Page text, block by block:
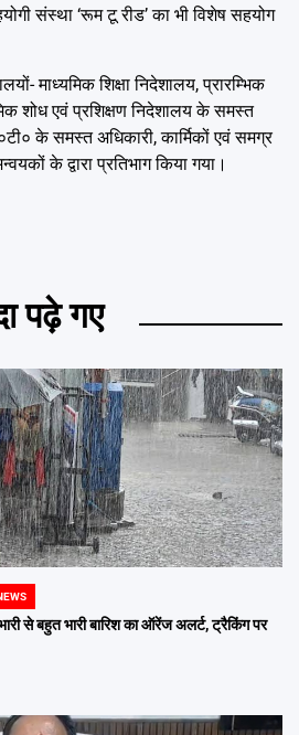
संस्था ‘रूम टू रीड’ का भी विशेष सहयोग
माध्यमिक शिक्षा निदेशालय, प्रारम्भिक
शोध एवं प्रशिक्षण निदेशालय के समस्त
के समस्त अधिकारी, कार्मिकों एवं समग्र
के द्वारा प्रतिभाग किया गया।
पढ़े गए
से बहुत भारी बारिश का ऑरेंज अलर्ट, ट्रैकिंग पर